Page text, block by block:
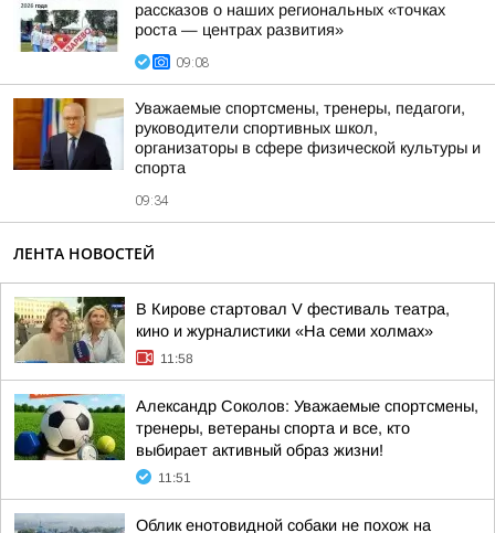
рассказов о наших региональных «точках
роста — центрах развития»
09:08
Уважаемые спортсмены, тренеры, педагоги,
руководители спортивных школ,
организаторы в сфере физической культуры и
спорта
09:34
ЛЕНТА НОВОСТЕЙ
В Кирове стартовал V фестиваль театра,
кино и журналистики «На семи холмах»
11:58
Александр Соколов: Уважаемые спортсмены,
тренеры, ветераны спорта и все, кто
выбирает активный образ жизни!
11:51
Облик енотовидной собаки не похож на